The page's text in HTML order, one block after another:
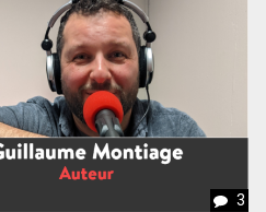
3